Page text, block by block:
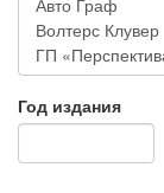
Год издания